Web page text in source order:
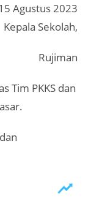
Agustus 2023
Kepala Sekolah,
Rujiman
Tim PKKS dan